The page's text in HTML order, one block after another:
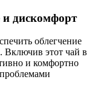
и дискомфорт
облегчение
Включив этот чай в
и комфортно